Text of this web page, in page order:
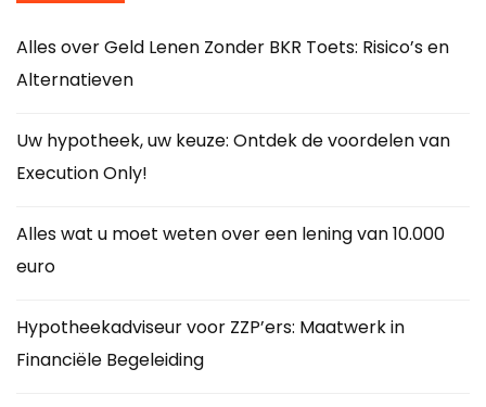
Alles over Geld Lenen Zonder BKR Toets: Risico’s en
Alternatieven
Uw hypotheek, uw keuze: Ontdek de voordelen van
Execution Only!
Alles wat u moet weten over een lening van 10.000
euro
Hypotheekadviseur voor ZZP’ers: Maatwerk in
Financiële Begeleiding